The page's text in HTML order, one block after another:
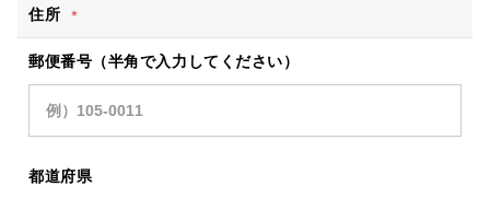
住所 ＊
郵便番号（半角で入力してください）
都道府県